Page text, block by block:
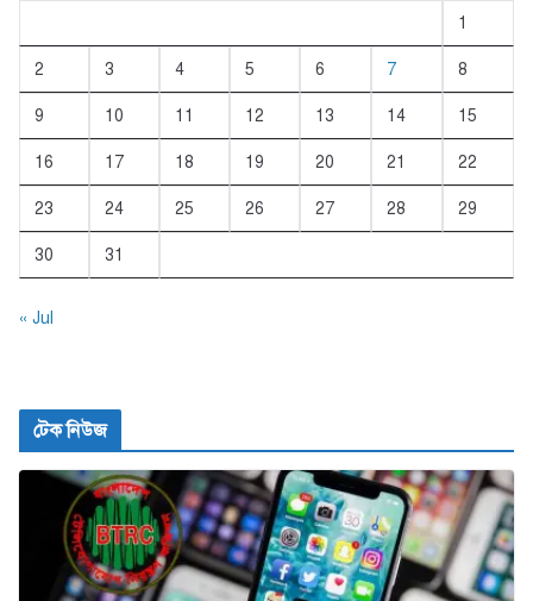
1
2 3 4 5 6 7 8
9 10 11 12 13 14 15
16 17 18 19 20 21 22
23 24 25 26 27 28 29
30 31
« Jul
টেক নিউজ